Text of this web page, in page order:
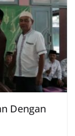
Dengan